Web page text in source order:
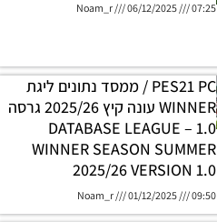
Noam_r 06/12/2025 07:25
PES21 PC / ממסד נתונים ליגת
WINNER עונה קיץ 2025/26 גרסה
1.0 – DATABASE LEAGUE
WINNER SEASON SUMMER
2025/26 VERSION 1.0
Noam_r 01/12/2025 09:50